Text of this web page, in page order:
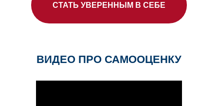
СТАТЬ УВЕРЕННЫМ В СЕБЕ
ВИДЕО ПРО САМООЦЕНКУ